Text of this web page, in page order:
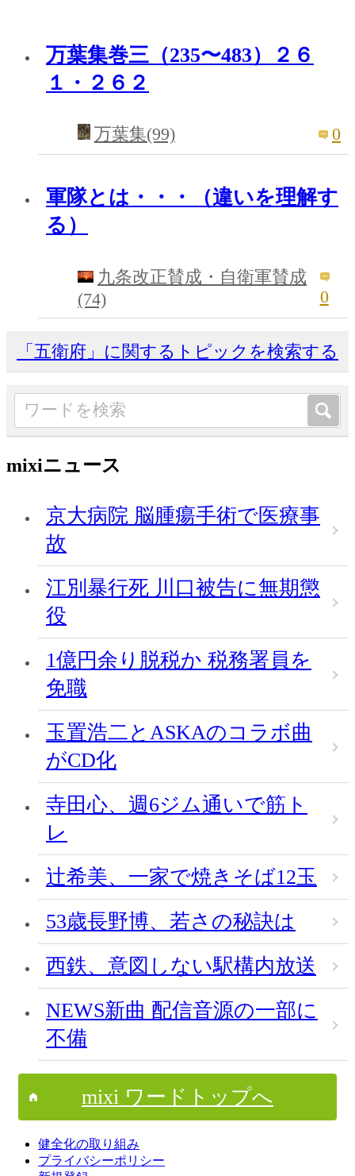
万葉集巻三（235〜483）２６
１・２６２
万葉集(99) 0
軍隊とは・・・（違いを理解す
る）
九条改正賛成・自衛軍賛成
(74)
0
「五衛府」に関するトピックを検索する
mixiニュース
京大病院 脳腫瘍手術で医療事
故
江別暴行死 川口被告に無期懲
役
1億円余り脱税か 税務署員を
免職
玉置浩二とASKAのコラボ曲
がCD化
寺田心、週6ジム通いで筋ト
レ
辻希美、一家で焼きそば12玉
53歳長野博、若さの秘訣は
西鉄、意図しない駅構内放送
NEWS新曲 配信音源の一部に
不備
mixi ワードトップへ
健全化の取り組み
プライバシーポリシー